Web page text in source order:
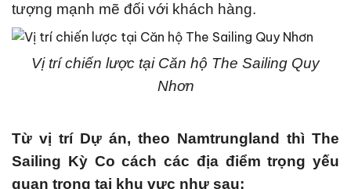
tượng mạnh mẽ đối với khách hàng.
Vị trí chiến lược tại Căn hộ The Sailing Quy
Nhơn
Từ vị trí Dự án, theo Namtrungland thì The
Sailing Kỳ Co cách các địa điểm trọng yếu
quan trọng tại khu vực như sau: